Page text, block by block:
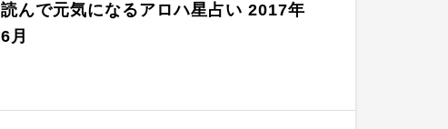
読んで元気になるアロハ星占い 2017年
6月